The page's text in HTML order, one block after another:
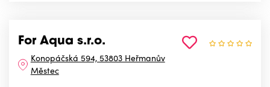
For Aqua s.r.o.
Konopáčská 594, 53803 Heřmanův
Městec